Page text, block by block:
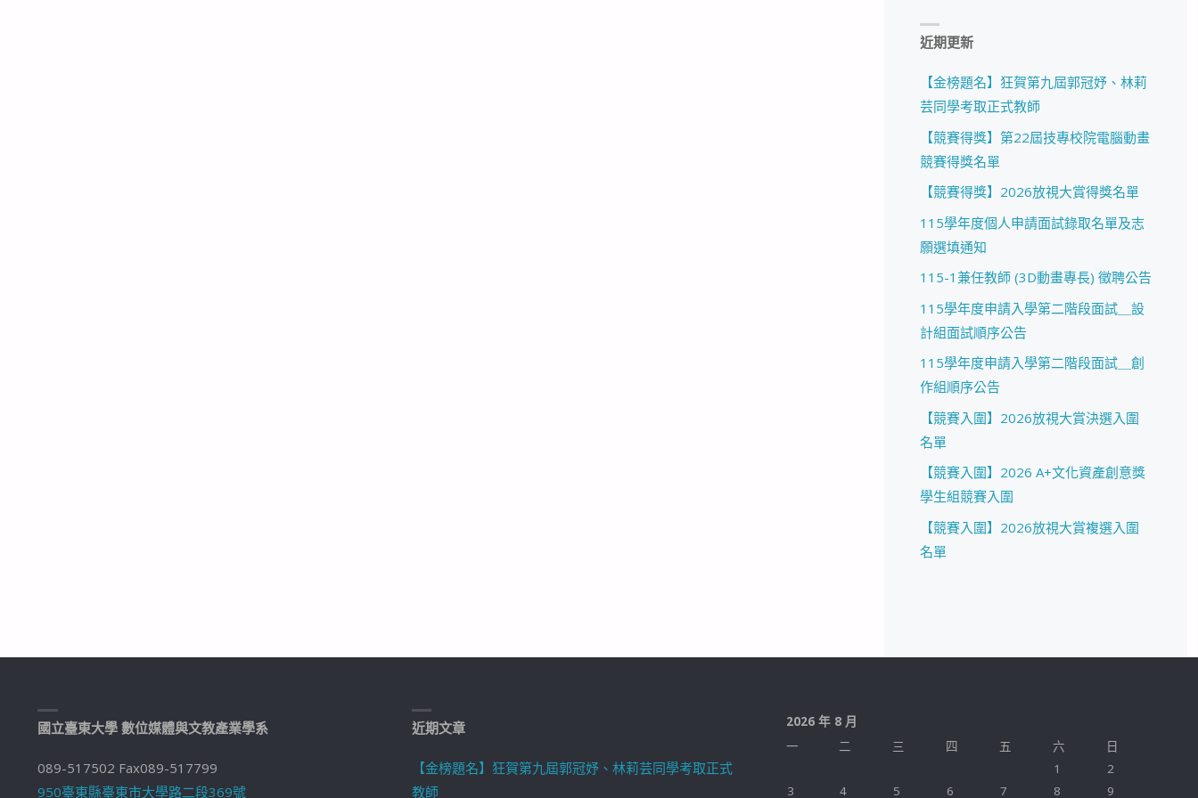
近期更新
【金榜題名】狂賀第九屆郭冠妤、林莉
芸同學考取正式教師
【競賽得獎】第22屆技專校院電腦動畫
競賽得獎名單
【競賽得獎】2026放視大賞得獎名單
115學年度個人申請面試錄取名單及志
願選填通知
115-1兼任教師 (3D動畫專長) 徵聘公告
115學年度申請入學第二階段面試＿設
計組面試順序公告
115學年度申請入學第二階段面試＿創
作組順序公告
【競賽入圍】2026放視大賞決選入圍
名單
【競賽入圍】2026 A+文化資產創意獎
學生組競賽入圍
【競賽入圍】2026放視大賞複選入圍
名單
國立臺東大學 數位媒體與文教產業學系
089-517502 Fax089-517799
950臺東縣臺東市大學路二段369號
近期文章
【金榜題名】狂賀第九屆郭冠妤、林莉芸同學考取正式
教師
2026 年 8 月
一
二 三 四 五 六
日
1
2
3
4 5 6 7 8 9